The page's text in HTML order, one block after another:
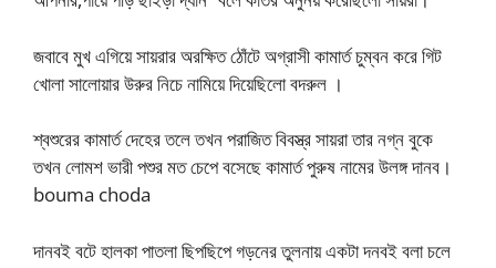
জবাবে মুখ এগিয়ে সায়রার অরক্ষিত ঠোঁটে অগ্রাসী কামার্ত চুম্বন করে গিট
খোলা সালোয়ার উরুর নিচে নামিয়ে দিয়েছিলো বদরুল ।
শ্বশুরের কামার্ত দেহের তলে তখন পরাজিত বিবস্ত্র সায়রা তার নগ্ন বুকে
তখন লোমশ ভারী পশুর মত চেপে বসেছে কামার্ত পুরুষ নামের উলঙ্গ দানব।
bouma choda
দানবই বটে হালকা পাতলা ছিপছিপে গড়নের তুলনায় একটা দনবই বলা চলে